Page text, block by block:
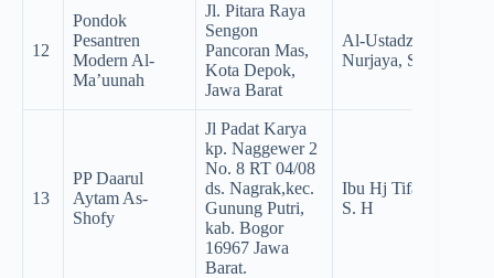
12
Pondok
Pesantren
Modern Al-
Ma’uunah
Jl. Pitara Raya
Sengon
Pancoran Mas,
Kota Depok,
Jawa Barat
Al-Ustadz KH.
Nurjaya, S.Ag.
13
PP Daarul
Aytam As-
Shofy
Jl Padat Karya
kp. Naggewer 2
No. 8 RT 04/08
ds. Nagrak,kec.
Gunung Putri,
kab. Bogor
16967 Jawa
Barat.
Ibu Hj Tifa Sa’diyah
S. H